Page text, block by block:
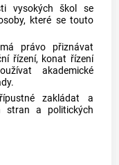
vysokých škol se
které se touto
právo přiznávat
řízení, konat řízení
akademické
zakládat a
stran a politických